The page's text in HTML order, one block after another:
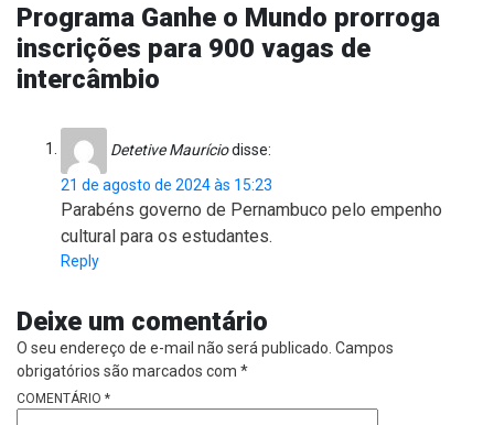
Programa Ganhe o Mundo prorroga
inscrições para 900 vagas de
intercâmbio
Detetive Mauríciodisse:
21 de agosto de 2024 às 15:23
Parabéns governo de Pernambuco pelo empenho
cultural para os estudantes.
Reply
Deixe um comentário
O seu endereço de e-mail não será publicado. Campos
obrigatórios são marcados com *
COMENTÁRIO *